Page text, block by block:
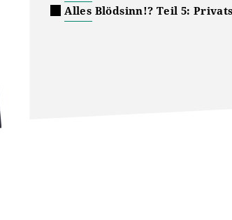
Alles Blödsinn!? Teil 5: